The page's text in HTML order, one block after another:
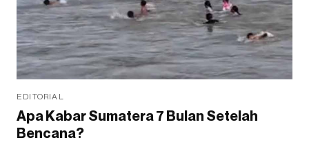
EDITORIAL
Apa Kabar Sumatera 7 Bulan Setelah
Bencana?